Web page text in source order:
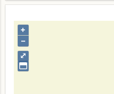
⤢
+
–